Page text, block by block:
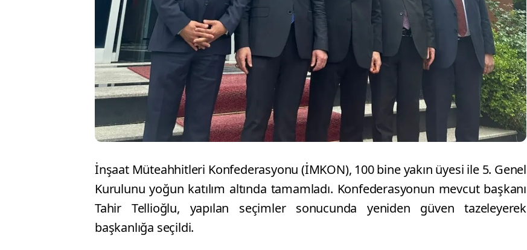
İnşaat Müteahhitleri Konfederasyonu (İMKON), 100 bine yakın üyesi ile 5. Genel
Kurulunu yoğun katılım altında tamamladı. Konfederasyonun mevcut başkanı
Tahir Tellioğlu, yapılan seçimler sonucunda yeniden güven tazeleyerek
başkanlığa seçildi.